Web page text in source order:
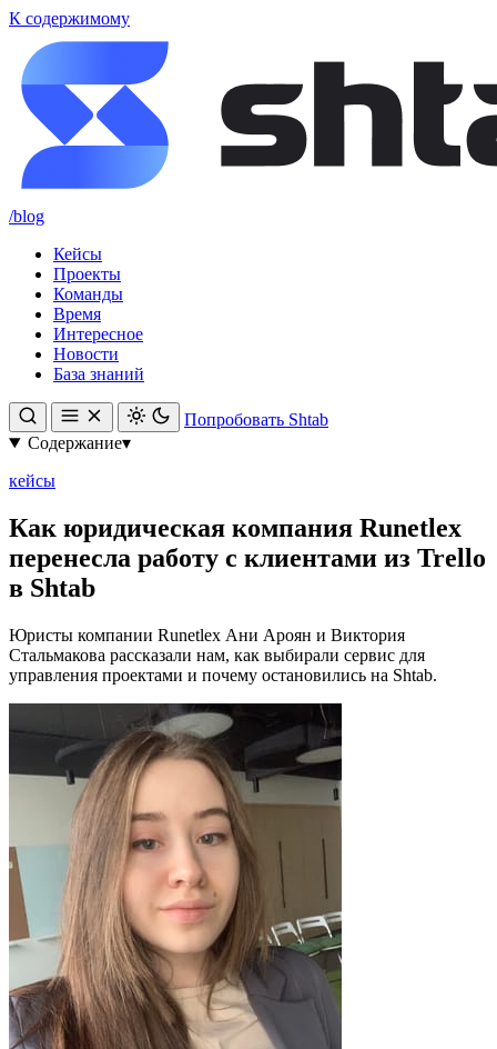
К содержимому
/blog
Кейсы
Проекты
Команды
Время
Интересное
Новости
База знаний
Попробовать Shtab
Содержание▾
кейсы
Как юридическая компания Runetlex
перенесла работу с клиентами из Trello
в Shtab
Юристы компании Runetlex Ани Ароян и Виктория
Стальмакова рассказали нам, как выбирали сервис для
управления проектами и почему остановились на Shtab.